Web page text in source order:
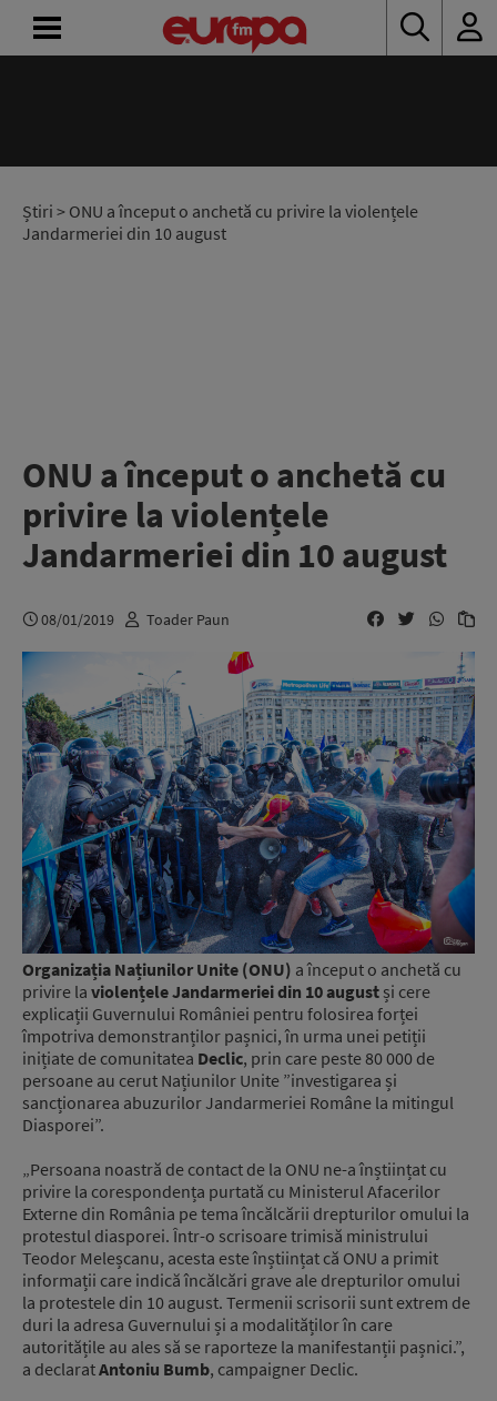
Știri > ONU a început o anchetă cu privire la violențele
Jandarmeriei din 10 august
ONU a început o anchetă cu
privire la violențele
Jandarmeriei din 10 august
08/01/2019 Toader Paun
Organizația Națiunilor Unite (ONU) a început o anchetă cu
privire la violențele Jandarmeriei din 10 august și cere
explicații Guvernului României pentru folosirea forței
împotriva demonstranților pașnici, în urma unei petiții
inițiate de comunitatea Declic, prin care peste 80 000 de
persoane au cerut Națiunilor Unite ”investigarea și
sancționarea abuzurilor Jandarmeriei Române la mitingul
Diasporei”.
„Persoana noastră de contact de la ONU ne-a înștiințat cu
privire la corespondența purtată cu Ministerul Afacerilor
Externe din România pe tema încălcării drepturilor omului la
protestul diasporei. Într-o scrisoare trimisă ministrului
Teodor Meleșcanu, acesta este înștiințat că ONU a primit
informații care indică încălcări grave ale drepturilor omului
la protestele din 10 august. Termenii scrisorii sunt extrem de
duri la adresa Guvernului și a modalităților în care
autoritățile au ales să se raporteze la manifestanții pașnici.”,
a declaratAntoniu Bumb, campaigner Declic.
RADIO